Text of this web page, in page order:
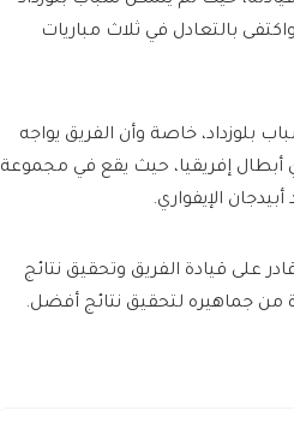
بالتعادل في ثلاث مباريات
بلوزداد، خاصة وأن الفريق يواجه
أبطال إفريقيا، حيث يقع في مجموعة
الإيفواري.
على قيادة الفريق وتحقيق نتائج
من جماهيره لتحقيق نتائج أفضل.